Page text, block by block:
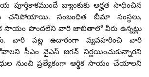
పూర్తికాకముందే బ్యాంకుకు అర్హత సాధించిన
చనిపోయాయి. సంబంధిత బీమా సంస్థలు,
సాయం పొందలేని వారి జాబితాలో వీరు ఉన్నట్లు
వారి పట్ల ఉదారంగా వ్యవహరించి వారి
సీఎం వైఎస్‌ జగన్‌ నిర్ణయించుకున్నారని
నుంచి ప్రత్యేకంగా ఆర్థిక సాయం చేయాలని